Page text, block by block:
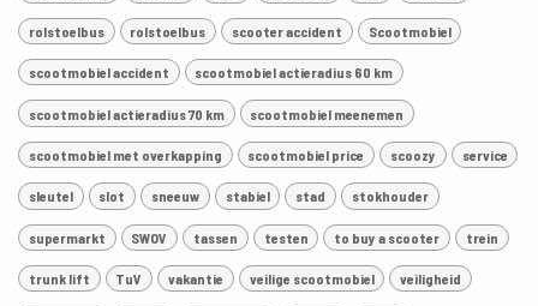
rolstoelbus rolstoelbus scooter accident Scootmobiel
scootmobiel accident scootmobiel actieradius 60 km
scootmobiel actieradius 70 km scootmobiel meenemen
scootmobiel met overkapping scootmobiel price scoozy service
sleutel slot sneeuw stabiel stad stokhouder
supermarkt SWOV tassen testen to buy a scooter trein
trunk lift TuV vakantie veilige scootmobiel veiligheid